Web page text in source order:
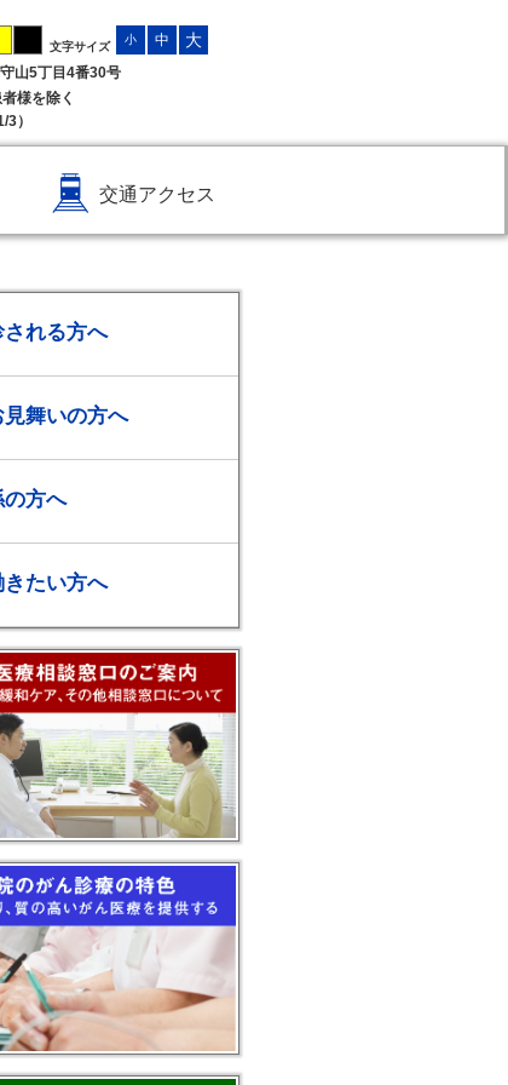
文字サイズ
小 中 大
山5丁目4番30号
様を除く
）
交通アクセス
れる方へ
見舞いの方へ
の方へ
きたい方へ